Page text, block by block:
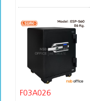
F03A026